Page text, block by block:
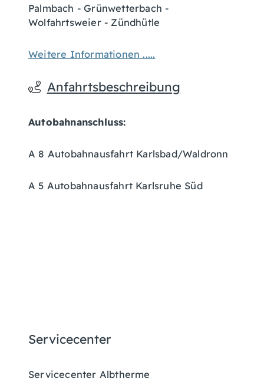
Palmbach - Grünwetterbach -
Wolfahrtsweier - Zündhütle
Weitere Informationen .....
Anfahrtsbeschreibung
Autobahnanschluss:
A 8 Autobahnausfahrt Karlsbad/Waldronn
A 5 Autobahnausfahrt Karlsruhe Süd
Servicecenter
Servicecenter Albtherme